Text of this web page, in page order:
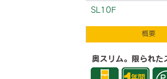
SL10F
概要
奥スリム。限られた